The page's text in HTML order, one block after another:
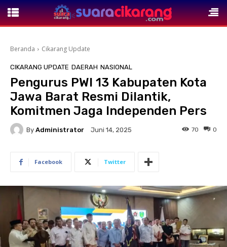
Beranda Cikarang Update
CIKARANG UPDATE DAERAH NASIONAL
Pengurus PWI 13 Kabupaten Kota
Jawa Barat Resmi Dilantik,
Komitmen Jaga Independen Pers
By Administrator Juni 14, 2025 0
70
Facebook Twitter